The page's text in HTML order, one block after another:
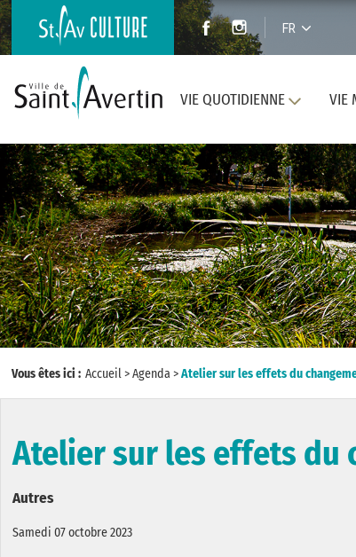
FR
VIE QUOTIDIENNE VIE
Vous êtes ici : Accueil>Agenda>Atelier sur les effets du
Atelier sur les effets du
Autres
Samedi 07 octobre 2023